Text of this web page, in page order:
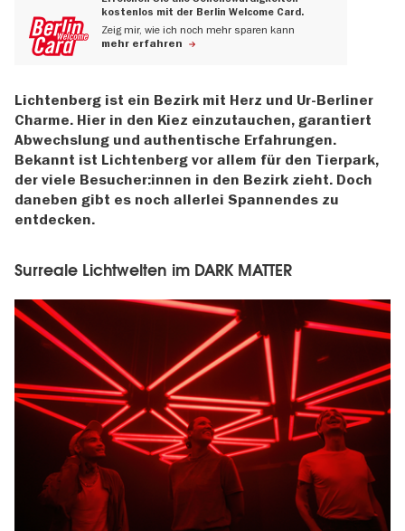
kostenlos mit der Berlin Welcome Card.
Zeig mir, wie ich noch mehr sparen kann
mehr erfahren
Lichtenberg ist ein Bezirk mit Herz und Ur-Berliner
Charme. Hier in den Kiez einzutauchen, garantiert
Abwechslung und authentische Erfahrungen.
Bekannt ist Lichtenberg vor allem für den Tierpark,
der viele Besucher:innen in den Bezirk zieht. Doch
daneben gibt es noch allerlei Spannendes zu
entdecken.
Surreale Lichtwelten im DARK MATTER